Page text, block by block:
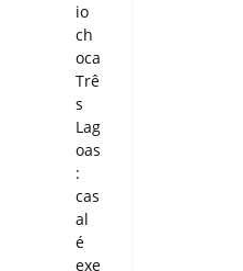
io
ch
oca
Trê
s
Lag
oas
:
cas
al
é
exe